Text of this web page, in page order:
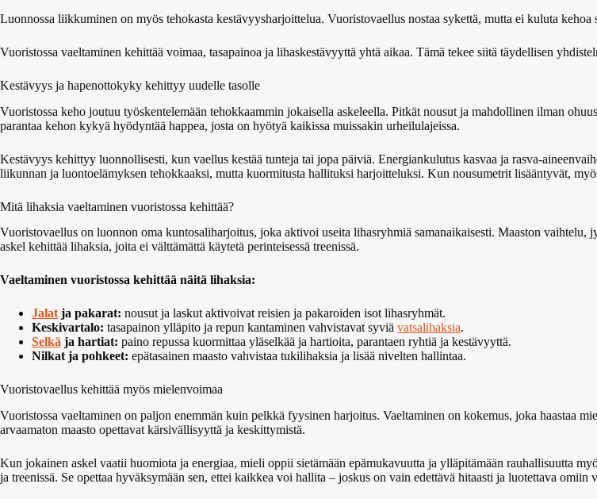
Luonnossa liikkuminen on myös tehokasta kestävyysharjoittelua. Vuoristovaellus nostaa sykettä, mutta ei kuluta
Vuoristossa vaeltaminen kehittää voimaa, tasapainoa ja lihaskestävyyttä yhtä aikaa. Tämä tekee siitä täydellisen
Kestävyys ja hapenottokyky kehittyy uudelle tasolle
Vuoristossa keho joutuu työskentelemään tehokkaammin jokaisella askeleella. Pitkät nousut ja mahdollinen ilman
parantaa kehon kykyä hyödyntää happea, josta on hyötyä kaikissa muissakin urheilulajeissa.
Kestävyys kehittyy luonnollisesti, kun vaellus kestää tunteja tai jopa päiviä. Energiankulutus kasvaa ja rasva-
liikunnan ja luontoelämyksen tehokkaaksi, mutta kuormitusta hallituksi harjoitteluksi. Kun nousumetrit lisääntyvät,
Mitä lihaksia vaeltaminen vuoristossa kehittää?
Vuoristovaellus on luonnon oma kuntosaliharjoitus, joka aktivoi useita lihasryhmiä samanaikaisesti. Maaston
askel kehittää lihaksia, joita ei välttämättä käytetä perinteisessä treenissä.
Vaeltaminen vuoristossa kehittää näitä lihaksia:
Jalat ja pakarat: nousut ja laskut aktivoivat reisien ja pakaroiden isot lihasryhmät.
Keskivartalo: tasapainon ylläpito ja repun kantaminen vahvistavat syviä vatsalihaksia.
Selkä ja hartiat: paino repussa kuormittaa yläselkää ja hartioita, parantaen ryhtiä ja kestävyyttä.
Nilkat ja pohkeet: epätasainen maasto vahvistaa tukilihaksia ja lisää nivelten hallintaa.
Vuoristovaellus kehittää myös mielenvoimaa
Vuoristossa vaeltaminen on paljon enemmän kuin pelkkä fyysinen harjoitus. Vaeltaminen on kokemus, joka haastaa
arvaamaton maasto opettavat kärsivällisyyttä ja keskittymistä.
Kun jokainen askel vaatii huomiota ja energiaa, mieli oppii sietämään epämukavuutta ja ylläpitämään rauhallisuutta
ja treenissä. Se opettaa hyväksymään sen, ettei kaikkea voi hallita – joskus on vain edettävä hitaasti ja luotettava omiin